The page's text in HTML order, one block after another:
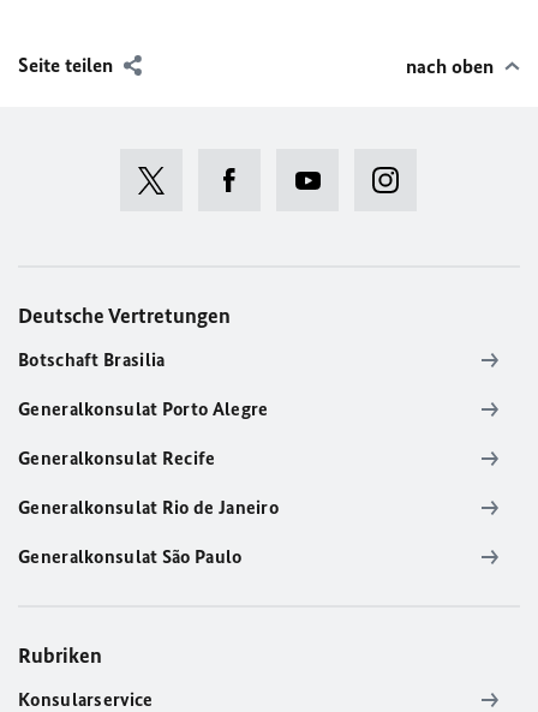
Seite teilen nach oben
Deutsche Vertretungen
Botschaft Brasilia
Generalkonsulat Porto Alegre
Generalkonsulat Recife
Generalkonsulat Rio de Janeiro
Generalkonsulat São Paulo
Rubriken
Konsularservice